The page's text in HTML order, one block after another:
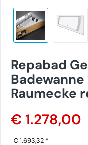
Repabad
Raumecke
€ 1.278,00
€ 1.693,32 *